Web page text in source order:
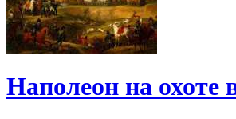
Наполеон на охоте